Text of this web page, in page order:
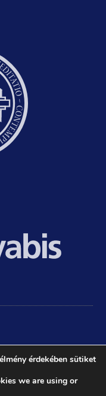
RackForest
érdekében sütiket
we are using or